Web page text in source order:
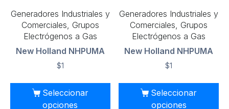
Generadores Industriales y
Comerciales, Grupos
Electrógenos a Gas
New Holland NHPUMA
$1
Seleccionar
opciones
Generadores Industriales y
Comerciales, Grupos
Electrógenos a Gas
New Holland NHPUMA
$1
Seleccionar
opciones